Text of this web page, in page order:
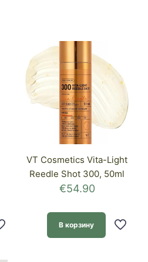
VT Cosmetics Vita-Light
Reedle Shot 300, 50ml
€54.90
В корзину